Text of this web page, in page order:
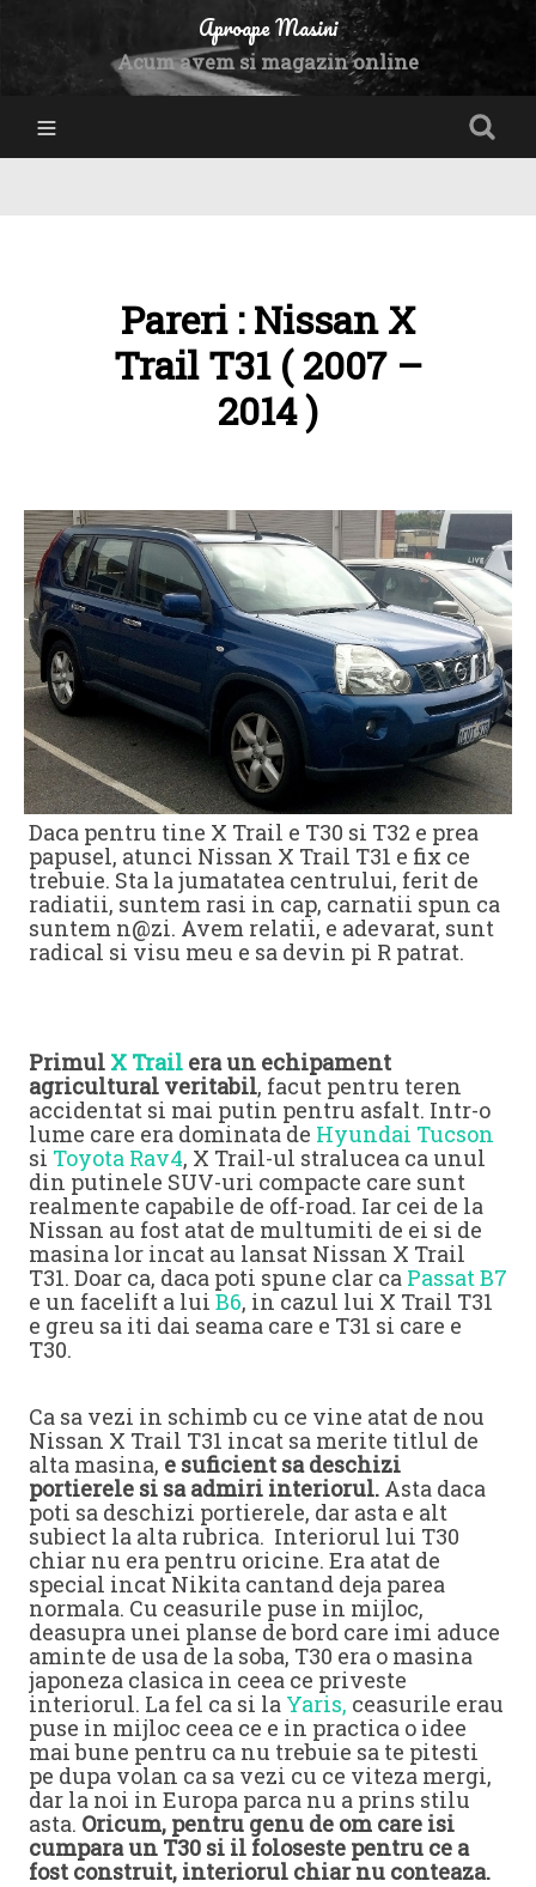
Aproape Masini
Acum avem si magazin online
Pareri : Nissan X
Trail T31 ( 2007 –
2014 )
Daca pentru tine X Trail e T30 si T32 e prea
papusel, atunci Nissan X Trail T31 e fix ce
trebuie. Sta la jumatatea centrului, ferit de
radiatii, suntem rasi in cap, carnatii spun ca
suntem n@zi. Avem relatii, e adevarat, sunt
radical si visu meu e sa devin pi R patrat.
Primul X Trail era un echipament
agricultural veritabil, facut pentru teren
accidentat si mai putin pentru asfalt. Intr-o
lume care era dominata de Hyundai Tucson
si Toyota Rav4, X Trail-ul stralucea ca unul
din putinele SUV-uri compacte care sunt
realmente capabile de off-road. Iar cei de la
Nissan au fost atat de multumiti de ei si de
masina lor incat au lansat Nissan X Trail
T31. Doar ca, daca poti spune clar ca Passat B7
e un facelift a lui B6, in cazul lui X Trail T31
e greu sa iti dai seama care e T31 si care e
T30.
Ca sa vezi in schimb cu ce vine atat de nou
Nissan X Trail T31 incat sa merite titlul de
alta masina, e suficient sa deschizi
portierele si sa admiri interiorul. Asta daca
poti sa deschizi portierele, dar asta e alt
subiect la alta rubrica. Interiorul lui T30
chiar nu era pentru oricine. Era atat de
special incat Nikita cantand deja parea
normala. Cu ceasurile puse in mijloc,
deasupra unei planse de bord care imi aduce
aminte de usa de la soba, T30 era o masina
japoneza clasica in ceea ce priveste
interiorul. La fel ca si la Yaris, ceasurile erau
puse in mijloc ceea ce e in practica o idee
mai bune pentru ca nu trebuie sa te pitesti
pe dupa volan ca sa vezi cu ce viteza mergi,
dar la noi in Europa parca nu a prins stilu
asta. Oricum, pentru genu de om care isi
cumpara un T30 si il foloseste pentru ce a
fost construit, interiorul chiar nu conteaza.